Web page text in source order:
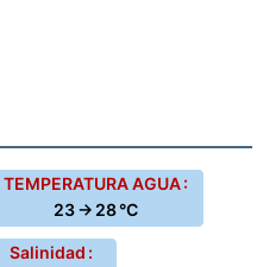
TEMPERATURA AGUA :
23 → 28 °C
Salinidad :